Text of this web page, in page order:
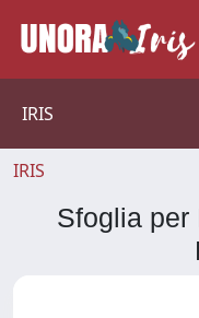
IRIS
IRIS
Sfoglia